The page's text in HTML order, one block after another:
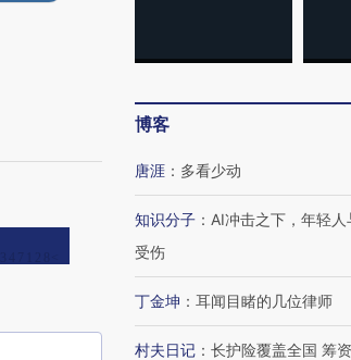
博客
唐涯 ： 多看少动
知识分子 ： AI冲击之下，年轻
受伤
丁金坤 ： 耳闻目睹的几位律师
村夫日记 ： 长护险覆盖全国 筹